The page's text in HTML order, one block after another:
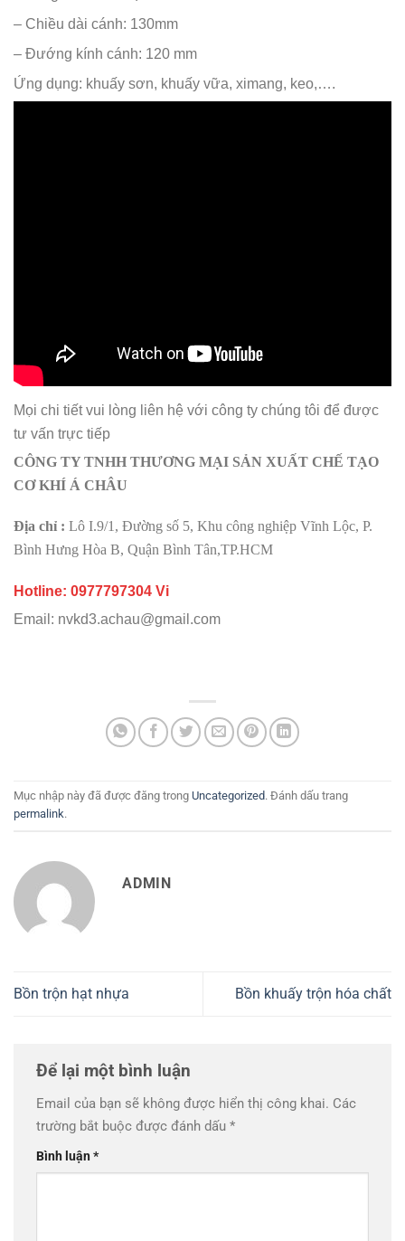
– Chiều dài cánh: 130mm
– Đướng kính cánh: 120 mm
Ứng dụng: khuấy sơn, khuấy vữa, ximang, keo,….
Mọi chi tiết vui lòng liên hệ với công ty chúng tôi để được
tư vấn trực tiếp
CÔNG TY TNHH THƯƠNG MẠI SẢN XUẤT CHẾ TẠO
CƠ KHÍ Á CHÂU
Địa chỉ : Lô I.9/1, Đường số 5, Khu công nghiệp Vĩnh Lộc, P.
Bình Hưng Hòa B, Quận Bình Tân,TP.HCM
Hotline: 0977797304 Vi
Email: nvkd3.achau@gmail.com
Mục nhập này đã được đăng trong Uncategorized. Đánh dấu trang
permalink.
ADMIN
Bồn trộn hạt nhựa Bồn khuấy trộn hóa chất
Để lại một bình luận
Email của bạn sẽ không được hiển thị công khai. Các
trường bắt buộc được đánh dấu *
Bình luận*